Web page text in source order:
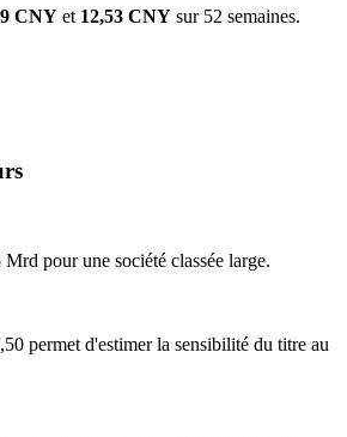
CNY et 12,53 CNY sur 52 semaines.
Mrd pour une société classée large.
permet d'estimer la sensibilité du titre au